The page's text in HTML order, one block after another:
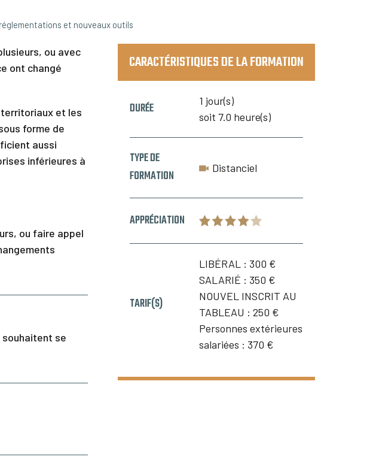
et nouveaux outils
ou avec
ont changé
territoriaux et les
forme de
aussi
inférieures à
ou faire appel
souhaitent se
CARACTÉRISTIQUES DE LA FORMATION
DURÉE
1 jour(s)
soit 7.0 heure(s)
TYPE DE
FORMATION
Distanciel
APPRÉCIATION
TARIF(S)
LIBÉRAL : 300 €
SALARIÉ : 350 €
NOUVEL INSCRIT AU
TABLEAU : 250 €
Personnes extérieures
salariées : 370 €